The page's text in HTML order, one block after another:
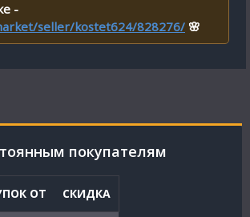
-
seller/kostet624/828276/ 🌸
покупателям
ОТ СКИДКА